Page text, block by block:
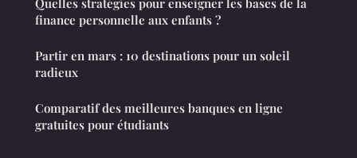
Quelles stratégies pour enseigner les bases de la
finance personnelle aux enfants ?
Partir en mars : 10 destinations pour un soleil
radieux
Comparatif des meilleures banques en ligne
gratuites pour étudiants